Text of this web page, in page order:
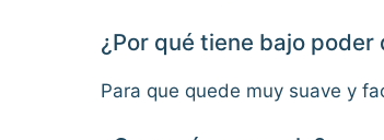
¿Por qué tiene bajo poder
Para que quede muy suave y